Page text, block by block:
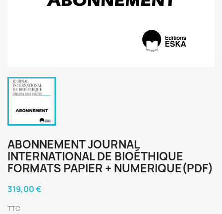
ABONNEMENT JOURNAL
INTERNATIONAL DE BIOÉTHIQUE
FORMATS PAPIER + NUMERIQUE(PDF)
319,00 €
TTC